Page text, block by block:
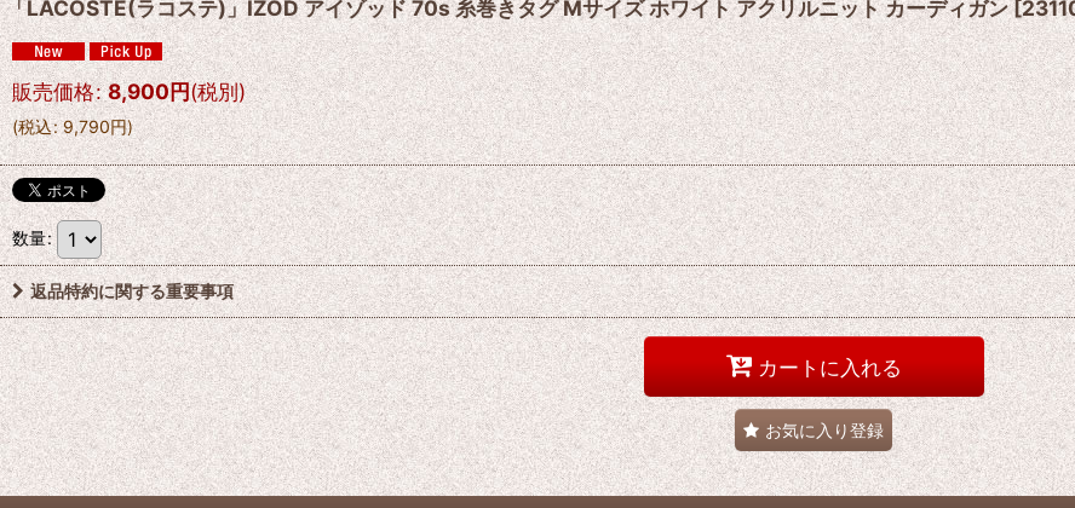
「LACOSTE(ラコステ)」IZOD アイゾッド 70s 糸巻きタグ Mサイズ ホワイト アクリルニット カーディガン[
販売価格: 8,900円(税別)
(税込: 9,790円)
数量:
返品特約に関する重要事項
カートに入れる
お気に入り登録